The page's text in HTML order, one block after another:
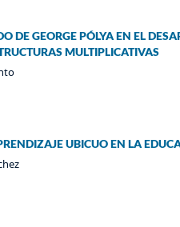
DE GEORGE PÓLYA EN EL
MULTIPLICATIVAS
UBICUO EN LA